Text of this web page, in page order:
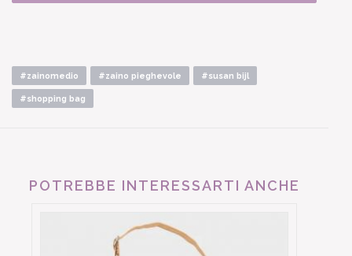
#zainomedio #zaino pieghevole #susan bijl
#shopping bag
POTREBBE INTERESSARTI ANCHE